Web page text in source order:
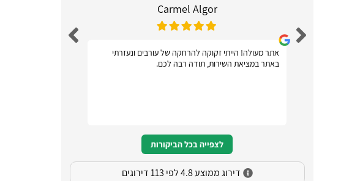
Carmel Algor
אתר מעולה! הייתי זקוקה להרחקה של עורבים ונעזרתי
באתר במציאת השירות, תודה רבה לכם.
לצפייה בכל הביקורות
דירוג ממוצע 4.8 לפי 113 דירוגים